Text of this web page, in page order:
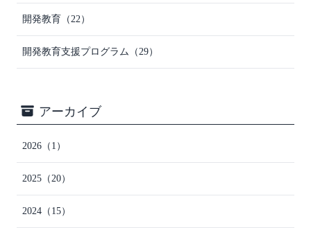
開発教育 （22）
開発教育支援プログラム （29）
アーカイブ
2026 （1）
2025 （20）
2024 （15）